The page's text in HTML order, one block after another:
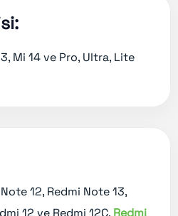
Mi 14 ve Pro, Ultra, Lite
12, Redmi Note 13,
12 ve Redmi 12C. Redmi